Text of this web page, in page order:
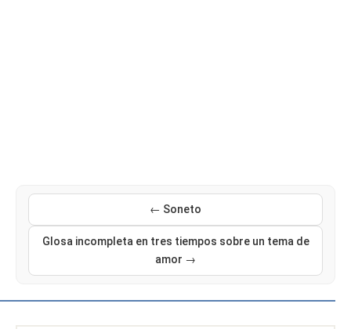
← Soneto
Glosa incompleta en tres tiempos sobre un tema de
amor →